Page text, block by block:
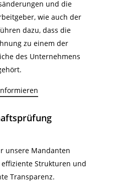
und die
wie auch der
dazu, dass die
zu einem der
des Unternehmens
unsere Mandanten
Strukturen und
Transparenz.